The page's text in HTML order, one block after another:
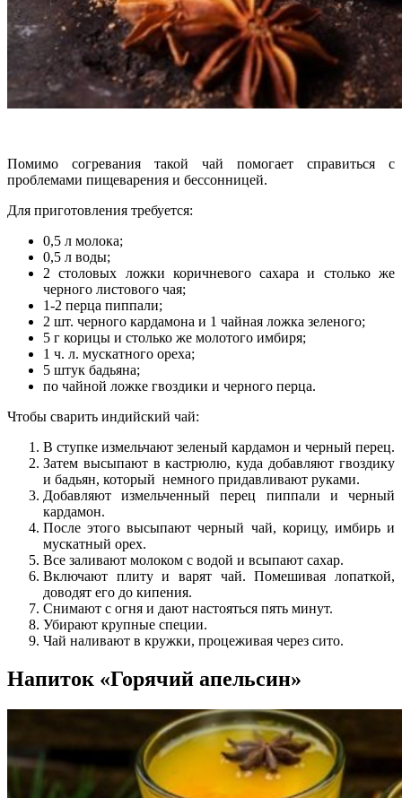
Помимо согревания такой чай помогает справиться с
проблемами пищеварения и бессонницей.
Для приготовления требуется:
0,5 л молока;
0,5 л воды;
2 столовых ложки коричневого сахара и столько же
черного листового чая;
1-2 перца пиппали;
2 шт. черного кардамона и 1 чайная ложка зеленого;
5 г корицы и столько же молотого имбиря;
1 ч. л. мускатного ореха;
5 штук бадьяна;
по чайной ложке гвоздики и черного перца.
Чтобы сварить индийский чай:
В ступке измельчают зеленый кардамон и черный перец.
Затем высыпают в кастрюлю, куда добавляют гвоздику
и бадьян, который немного придавливают руками.
Добавляют измельченный перец пиппали и черный
кардамон.
После этого высыпают черный чай, корицу, имбирь и
мускатный орех.
Все заливают молоком с водой и всыпают сахар.
Включают плиту и варят чай. Помешивая лопаткой,
доводят его до кипения.
Снимают с огня и дают настояться пять минут.
Убирают крупные специи.
Чай наливают в кружки, процеживая через сито.
Напиток «Горячий апельсин»